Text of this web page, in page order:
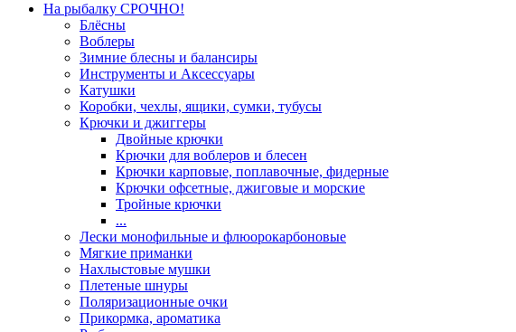
На рыбалку СРОЧНО!
Блёсны
Воблеры
Зимние блесны и балансиры
Инструменты и Аксессуары
Катушки
Коробки, чехлы, ящики, сумки, тубусы
Крючки и джиггеры
Двойные крючки
Крючки для воблеров и блесен
Крючки карповые, поплавочные, фидерные
Крючки офсетные, джиговые и морские
Тройные крючки
...
Лески монофильные и флюорокарбоновые
Мягкие приманки
Нахлыстовые мушки
Плетеные шнуры
Поляризационные очки
Прикормка, ароматика